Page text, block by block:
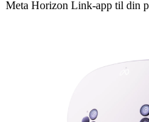
Meta Horizon Link-app til din